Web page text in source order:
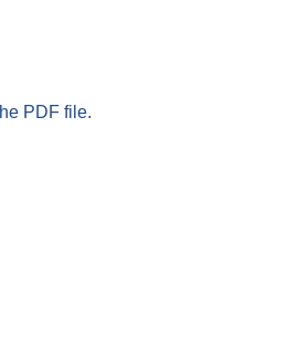
PDF file.